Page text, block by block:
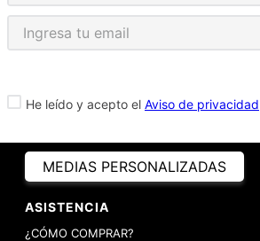
He leído y acepto el Aviso de privacidad
MEDIAS PERSONALIZADAS
ASISTENCIA
¿CÓMO COMPRAR?